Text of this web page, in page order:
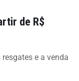
de R$
e a venda